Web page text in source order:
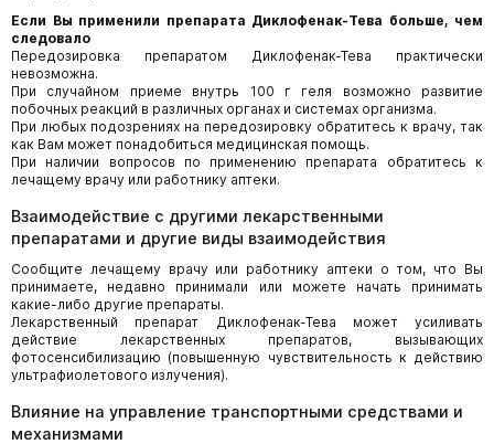
Если Вы применили препарата Диклофенак-Тева больше, чем
следовало
Передозировка препаратом Диклофенак-Тева практически
невозможна.
При случайном приеме внутрь 100 г геля возможно развитие
побочных реакций в различных органах и системах организма.
При любых подозрениях на передозировку обратитесь к врачу, так
как Вам может понадобиться медицинская помощь.
При наличии вопросов по применению препарата обратитесь к
лечащему врачу или работнику аптеки.
Взаимодействие с другими лекарственными
препаратами и другие виды взаимодействия
Сообщите лечащему врачу или работнику аптеки о том, что Вы
принимаете, недавно принимали или можете начать принимать
какие-либо другие препараты.
Лекарственный препарат Диклофенак-Тева может усиливать
действие лекарственных препаратов, вызывающих
фотосенсибилизацию (повышенную чувствительность к действию
ультрафиолетового излучения).
Влияние на управление транспортными средствами и
механизмами